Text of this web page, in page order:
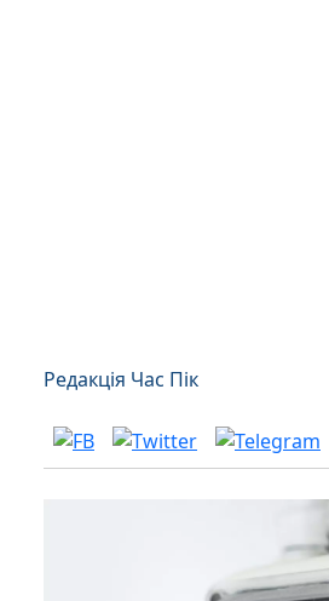
Редакція Час Пік